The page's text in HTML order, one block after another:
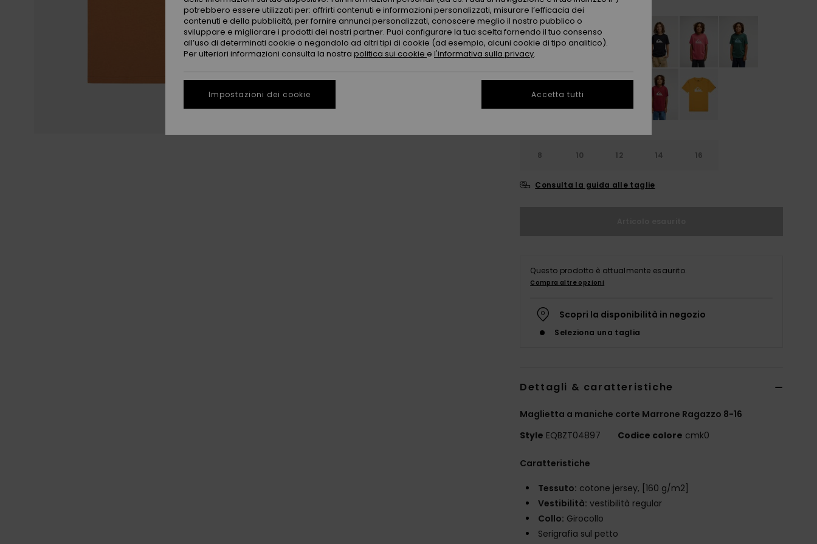
8 10 12 14 16
Consulta la guida alle taglie
Questo prodotto è attualmente esaurito.
Compra altre opzioni
Scopri la disponibilità in negozio
Seleziona una taglia
Dettagli & caratteristiche
Maglietta a maniche corte Marrone Ragazzo 8-16
Style EQBZT04897 Codice colore cmk0
Caratteristiche
Tessuto: cotone jersey, [160 g/m2]
Vestibilità: vestibilità regular
Collo: Girocollo
Serigrafia sul petto
potrebbero essere utilizzati per: offrirti contenuti e informazioni personalizzati, misurare l’efficacia dei
contenuti e della pubblicità, per fornire annunci personalizzati, conoscere meglio il nostro pubblico o
sviluppare e migliorare i prodotti dei nostri partner. Puoi configurare la tua scelta fornendo il tuo consenso
all’uso di determinati cookie o negandolo ad altri tipi di cookie (ad esempio, alcuni cookie di tipo analitico).
Per ulteriori informazioni consulta la nostra politica sui cookie e l'informativa sulla privacy.
Impostazioni dei cookie Accetta tutti